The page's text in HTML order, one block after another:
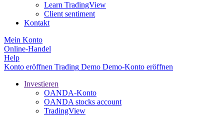
Learn TradingView
Client sentiment
Kontakt
Mein Konto
Online-Handel
Help
Konto eröffnen Trading Demo Demo-Konto eröffnen
Investieren
OANDA-Konto
OANDA stocks account
TradingView